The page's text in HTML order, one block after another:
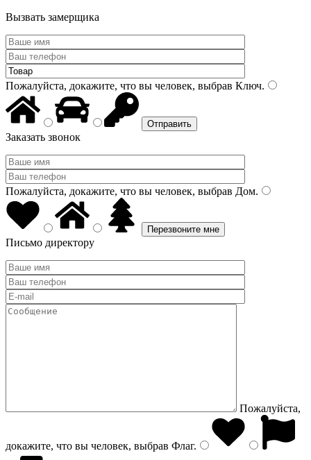
Вызвать замерщика
Пожалуйста, докажите, что вы человек, выбрав Ключ.
Заказать звонок
Пожалуйста, докажите, что вы человек, выбрав Дом.
Письмо директору
Пожалуйста,
докажите, что вы человек, выбрав Флаг.